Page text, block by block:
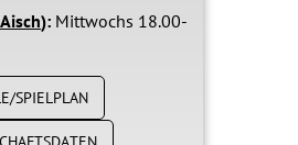
): Mittwochs 18.00-
SPIELPLAN